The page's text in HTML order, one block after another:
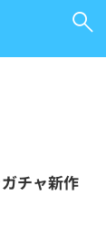
チャ新作